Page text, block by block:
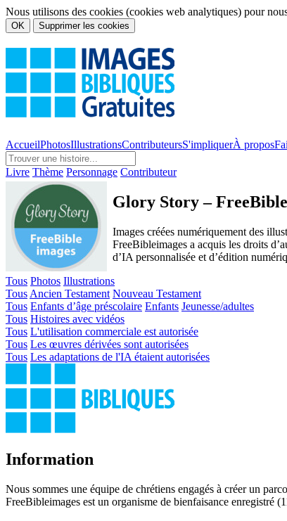
Nous utilisons des cookies (cookies web analytiques) pour
OK Supprimer les cookies
AccueilPhotosIllustrationsContributeursS'impliquerÀ propos
Livre Thème Personnage Contributeur
Glory Story –
Images créées numériquement des
FreeBibleimages a acquis les droits
d’IA personnalisée et d’édition
Tous Photos Illustrations
Tous Ancien Testament Nouveau Testament
Tous Enfants d’âge préscolaire Enfants Jeunesse/adultes
Tous Histoires avec vidéos
Tous L'utilisation commerciale est autorisée
Tous Les œuvres dérivées sont autorisées
Tous Les adaptations de l'IA étaient autorisées
Information
Nous sommes une équipe de chrétiens engagés à créer un
FreeBibleimages est un organisme de bienfaisance enregistré